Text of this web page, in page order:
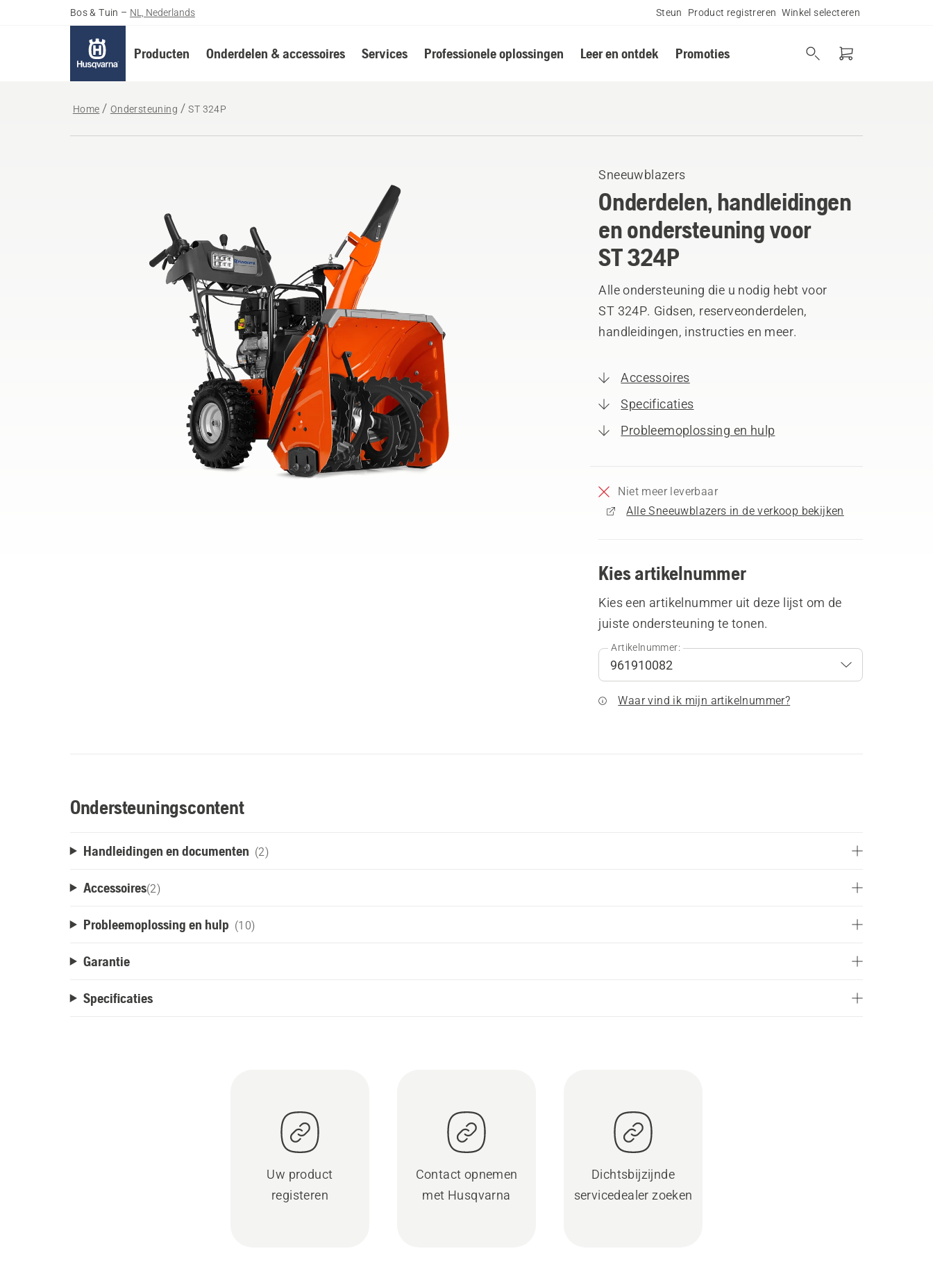
Bos & Tuin – NL, Nederlands Steun Product registreren Winkel selecteren
Producten Onderdelen & accessoires Services Professionele oplossingen Leer en ontdek Promoties
Home Ondersteuning ST 324P
Sneeuwblazers
Onderdelen, handleidingen
en ondersteuning voor
ST 324P
Alle ondersteuning die u nodig hebt voor
ST 324P. Gidsen, reserveonderdelen,
handleidingen, instructies en meer.
Accessoires
Specificaties
Probleemoplossing en hulp
Niet meer leverbaar
Alle Sneeuwblazers in de verkoop bekijken
Kies artikelnummer
Kies een artikelnummer uit deze lijst om de
juiste ondersteuning te tonen.
Artikelnummer:
Waar vind ik mijn artikelnummer?
Ondersteuningscontent
Handleidingen en documenten (2)
Accessoires(2)
Probleemoplossing en hulp (10)
Garantie
Specificaties
Uw product
registeren
Contact opnemen
met Husqvarna
Dichtsbijzijnde
servicedealer zoeken